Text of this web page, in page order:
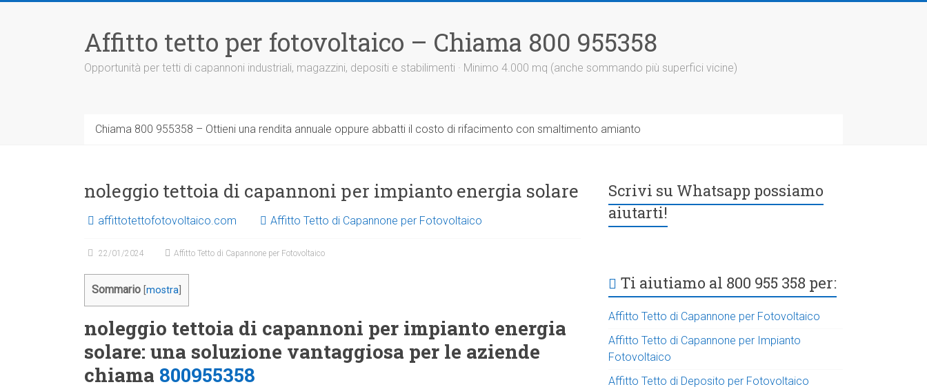
Affitto tetto per fotovoltaico – Chiama 800 955358
Opportunità per tetti di capannoni industriali, magazzini, depositi e stabilimenti · Minimo 4.000 mq (anche sommando più superfici vicine)
Chiama 800 955358 – Ottieni una rendita annuale oppure abbatti il costo di rifacimento con smaltimento amianto
noleggio tettoia di capannoni per impianto energia solare
affittotettofotovoltaico.com Affitto Tetto di Capannone per Fotovoltaico
22/01/2024 Affitto Tetto di Capannone per Fotovoltaico
Sommario mostra
noleggio tettoia di capannoni per impianto energia
solare: una soluzione vantaggiosa per le aziende
chiama 800955358
Scrivi su Whatsapp possiamo
aiutarti!
Ti aiutiamo al 800 955 358 per:
Affitto Tetto di Capannone per Fotovoltaico
Affitto Tetto di Capannone per Impianto
Fotovoltaico
Affitto Tetto di Deposito per Fotovoltaico